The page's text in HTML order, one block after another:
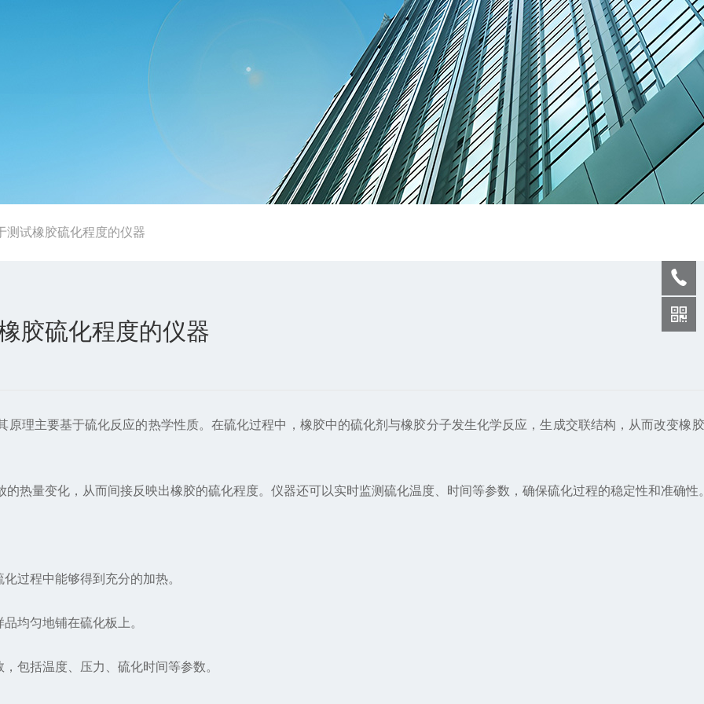
测试橡胶硫化程度的仪器
胶硫化程度的仪器
主要基于硫化反应的热学性质。在硫化过程中，橡胶中的硫化剂与橡胶分子发生化学反应，生成交联结构，从而改变橡
量变化，从而间接反映出橡胶的硫化程度。仪器还可以实时监测硫化温度、时间等参数，确保硫化过程的稳定性和准确性
程中能够得到充分的加热。
均匀地铺在硫化板上。
括温度、压力、硫化时间等参数。